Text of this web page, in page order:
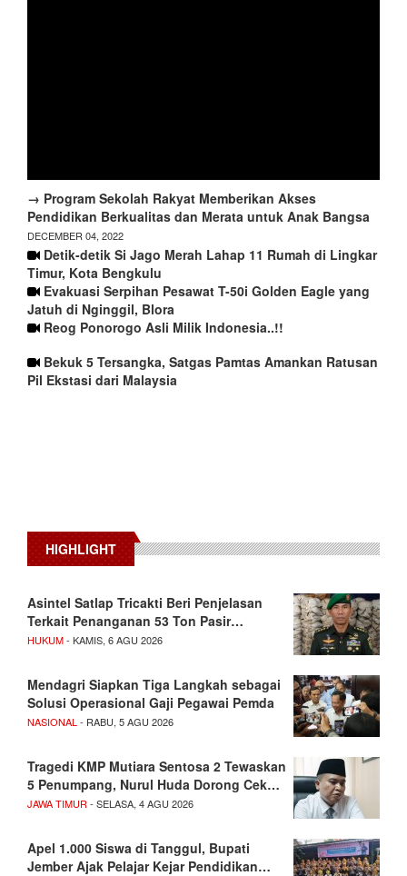
→ Program Sekolah Rakyat Memberikan Akses
Pendidikan Berkualitas dan Merata untuk Anak Bangsa
DECEMBER 04, 2022
Detik-detik Si Jago Merah Lahap 11 Rumah di Lingkar
Timur, Kota Bengkulu
Evakuasi Serpihan Pesawat T-50i Golden Eagle yang
Jatuh di Nginggil, Blora
Reog Ponorogo Asli Milik Indonesia..!!
Bekuk 5 Tersangka, Satgas Pamtas Amankan Ratusan
Pil Ekstasi dari Malaysia
HIGHLIGHT
Asintel Satlap Tricakti Beri Penjelasan
Terkait Penanganan 53 Ton Pasir…
HUKUM- KAMIS, 6 AGU 2026
Mendagri Siapkan Tiga Langkah sebagai
Solusi Operasional Gaji Pegawai Pemda
NASIONAL - RABU, 5 AGU 2026
Tragedi KMP Mutiara Sentosa 2 Tewaskan
5 Penumpang, Nurul Huda Dorong Cek…
JAWA TIMUR - SELASA, 4 AGU 2026
Apel 1.000 Siswa di Tanggul, Bupati
Jember Ajak Pelajar Kejar Pendidikan…